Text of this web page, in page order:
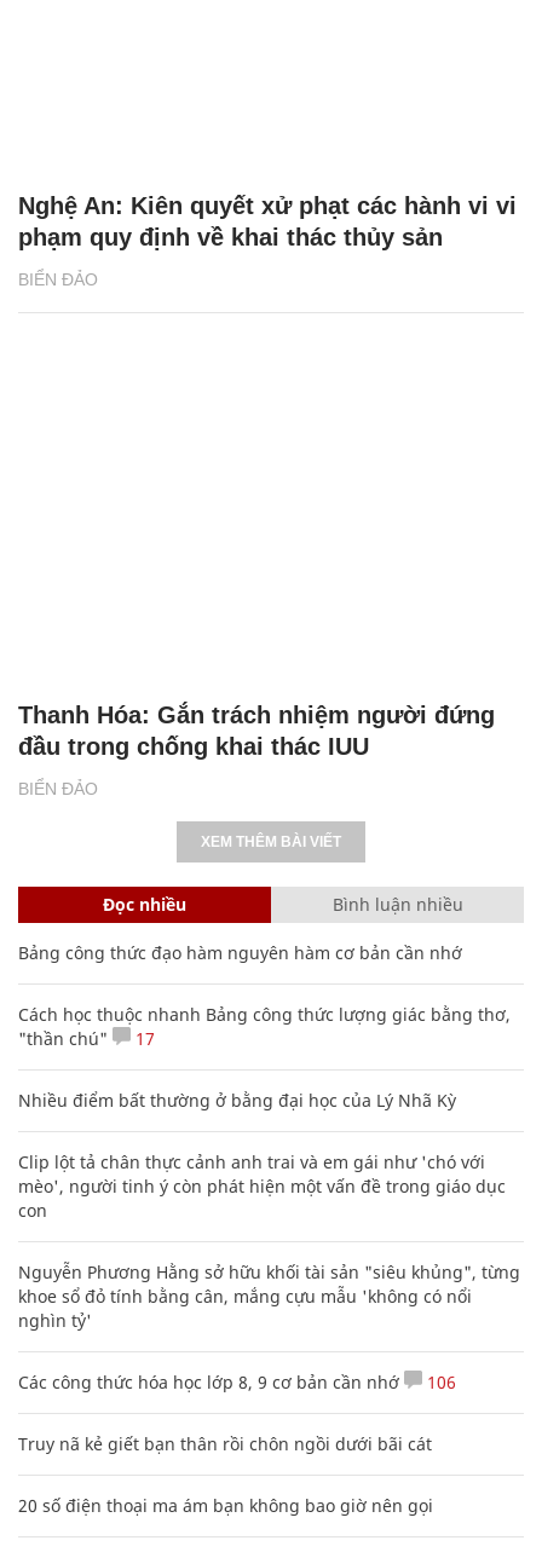
BIỂN ĐẢO
Nghệ An: Kiên quyết xử phạt các hành vi vi
phạm quy định về khai thác thủy sản
BIỂN ĐẢO
Thanh Hóa: Gắn trách nhiệm người đứng
đầu trong chống khai thác IUU
XEM THÊM BÀI VIẾT
Đọc nhiều Bình luận nhiều
Bảng công thức đạo hàm nguyên hàm cơ bản cần nhớ
Cách học thuộc nhanh Bảng công thức lượng giác bằng thơ,
"thần chú"
17
Nhiều điểm bất thường ở bằng đại học của Lý Nhã Kỳ
Clip lột tả chân thực cảnh anh trai và em gái như 'chó với
mèo', người tinh ý còn phát hiện một vấn đề trong giáo dục
con
Nguyễn Phương Hằng sở hữu khối tài sản "siêu khủng", từng
khoe sổ đỏ tính bằng cân, mắng cựu mẫu 'không có nổi
nghìn tỷ'
Các công thức hóa học lớp 8, 9 cơ bản cần nhớ 106
Truy nã kẻ giết bạn thân rồi chôn ngồi dưới bãi cát
20 số điện thoại ma ám bạn không bao giờ nên gọi